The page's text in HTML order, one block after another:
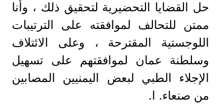
حل القضايا التحضيرية لتحقيق ذلك ، وأنا
ممتن للتحالف لموافقته على الترتيبات
اللوجستية المقترحة ، وعلى الائتلاف
وسلطنة عمان لموافقتهم على تسهيل
الإجلاء الطبي لبعض اليمنيين المصابين
من صنعاء. ا.